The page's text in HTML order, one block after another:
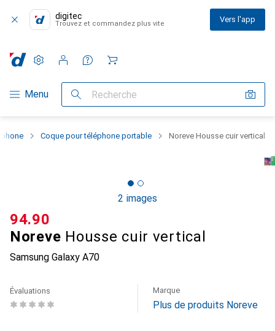
digitec
Trouvez et commandez plus vite Vers l'app
Navigation par catégorie
Menu Recherche
Paramètres
Compte client
Listes de comparaison
Listes d'envies
Panier
Coque pour téléphone portable Noreve Housse cuir vertical
2 images
Noreve Housse cuir vertical
Samsung Galaxy A70
CHF
94.90
Évaluations Marque
Plus de produits Noreve